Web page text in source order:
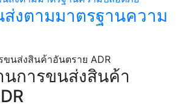
งตามมาตรฐานความ
การขนส่งสินค้า